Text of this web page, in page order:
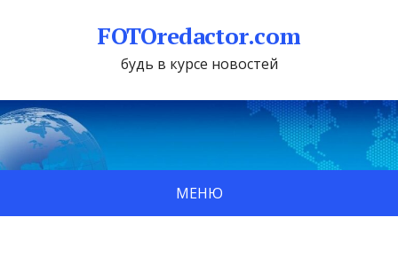
FOTOredactor.com
будь в курсе новостей
МЕНЮ